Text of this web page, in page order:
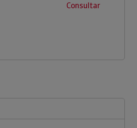
Consultar